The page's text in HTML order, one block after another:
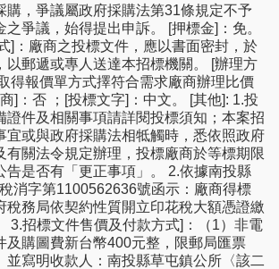
購，爭議屬政府採購法第31條規定不予
爭議，始得提出申訴。 [押標金]：免。
]：廠商之投標文件，應以書面密封，於
以郵遞或專人送達本招標機關。 [辦理方
得報價單方式擇符合需求廠商辦理比價
]：否 ；[投標文字]：中文。 [其他]: 1.投
證件及相關事項請詳閱投標須知；本案招
宜或與政府採購法相牴觸時，悉依照政府
有關法令規定辦理，投標廠商於等標期限
告是否有「更正事項」。 2.依據南投縣
消字第1100562636號函示：廠商得標
稅務局依契約性質開立印花稅大額憑證繳
3.招標文件售價及付款方式]：（1）非電
及購圖費新台幣400元整，限郵局匯票
並寫明收款人：南投縣草屯鎮公所〈該二